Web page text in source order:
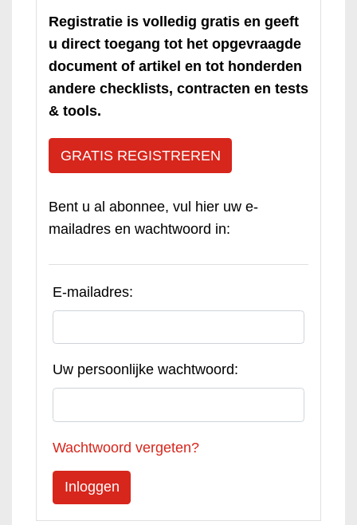
Registratie is volledig gratis en geeft
u direct toegang tot het opgevraagde
document of artikel en tot honderden
andere checklists, contracten en tests
& tools.
GRATIS REGISTREREN
Bent u al abonnee, vul hier uw e-
mailadres en wachtwoord in:
E-mailadres:
Uw persoonlijke wachtwoord:
Wachtwoord vergeten?